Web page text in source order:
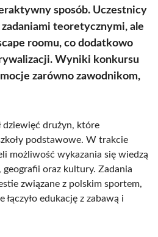
sposób. Uczestnicy
teoretycznymi, ale
roomu, co dodatkowo
Wyniki konkursu
zarówno zawodnikom,
dziewięć drużyn, które
podstawowe. W trakcie
możliwość wykazania się wiedzą
oraz kultury. Zadania
związane z polskim sportem,
edukację z zabawą i